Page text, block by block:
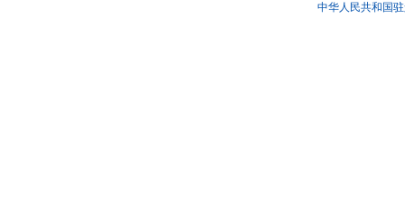
中华人民共和国